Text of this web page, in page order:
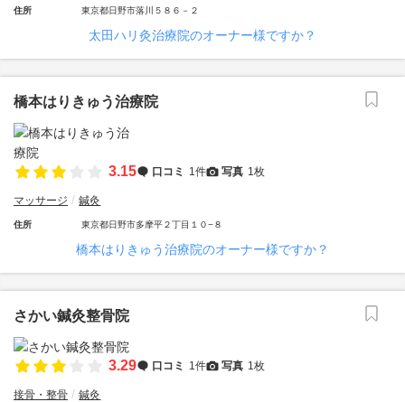
住所 東京都日野市落川５８６－２
太田ハリ灸治療院のオーナー様ですか？
橋本はりきゅう治療院
3.15 口コミ 1件 写真 1枚
マッサージ 鍼灸
住所 東京都日野市多摩平２丁目１０−８
橋本はりきゅう治療院のオーナー様ですか？
さかい鍼灸整骨院
3.29 口コミ 1件 写真 1枚
接骨・整骨 鍼灸